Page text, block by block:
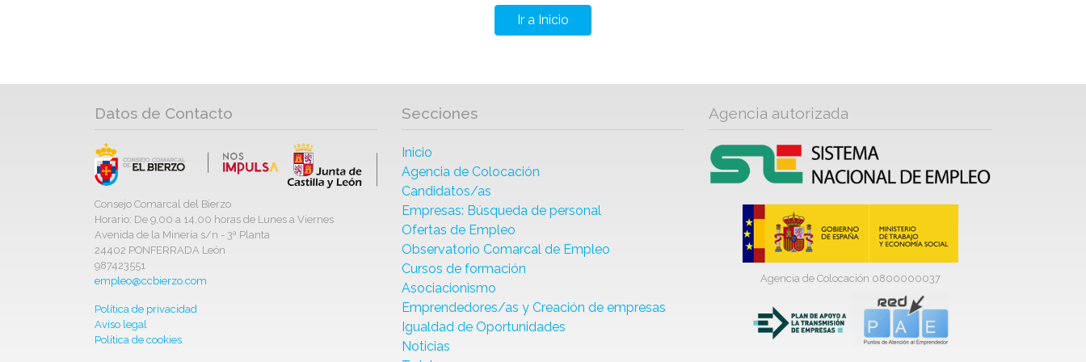
Ir a Inicio
Datos de Contacto
Consejo Comarcal del Bierzo
Horario: De 9,00 a 14,00 horas de Lunes a Viernes
Avenida de la Minería s/n - 3ª Planta
24402 PONFERRADA León
987423551
empleo@ccbierzo.com
Política de privacidad
Aviso legal
Política de cookies
Secciones
Inicio
Agencia de Colocación
Candidatos/as
Empresas: Búsqueda de personal
Ofertas de Empleo
Observatorio Comarcal de Empleo
Cursos de formación
Asociacionismo
Emprendedores/as y Creación de empresas
Igualdad de Oportunidades
Noticias
Agencia autorizada
Agencia de Colocación 0800000037